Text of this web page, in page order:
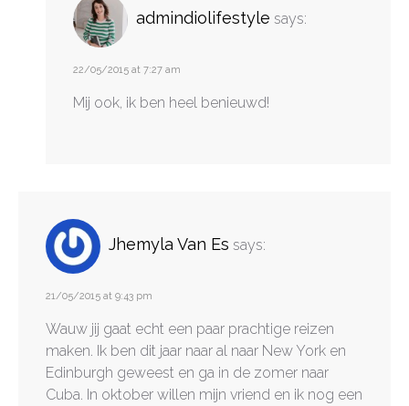
admindiolifestyle says:
22/05/2015 at 7:27 am
Mij ook, ik ben heel benieuwd!
Jhemyla Van Es says:
21/05/2015 at 9:43 pm
Wauw jij gaat echt een paar prachtige reizen
maken. Ik ben dit jaar naar al naar New York en
Edinburgh geweest en ga in de zomer naar
Cuba. In oktober willen mijn vriend en ik nog een